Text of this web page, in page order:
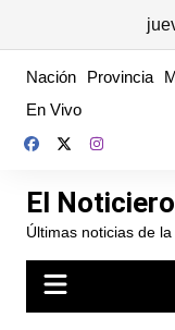
content
Nación Provincia
En Vivo
El
Últimas noticias de